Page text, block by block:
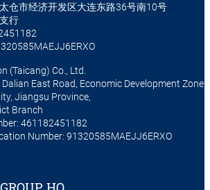
仓市经济开发区大连东路36号南10号
行
(Taicang) Co., Ltd.
East Road, Economic Development Zone,
Jiangsu Province,
Branch
461182451182
Number: 91320585MAEJJ6ERXO